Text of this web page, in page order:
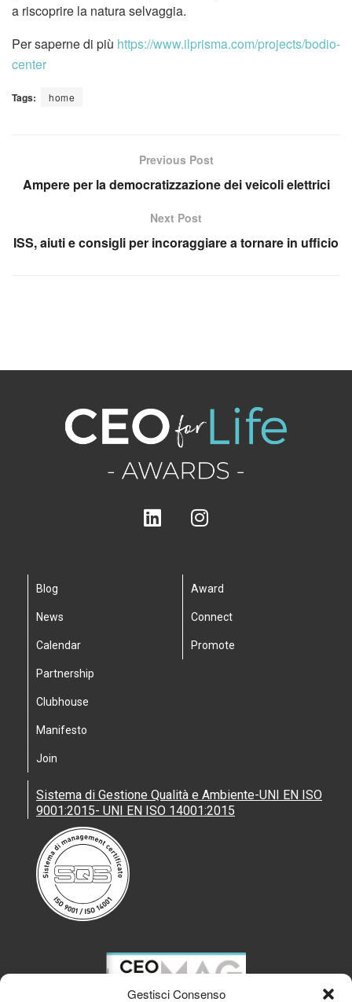
Gestisci Consenso
a riscoprire la natura selvaggia.
Per saperne di più https://www.ilprisma.com/projects/bodio-
center
Tags: home
Previous Post
Ampere per la democratizzazione dei veicoli elettrici
Next Post
ISS, aiuti e consigli per incoraggiare a tornare in ufficio
Blog
News
Calendar
Partnership
Clubhouse
Manifesto
Join
Award
Connect
Promote
Sistema di Gestione Qualità e Ambiente-UNI EN ISO
9001:2015- UNI EN ISO 14001:2015